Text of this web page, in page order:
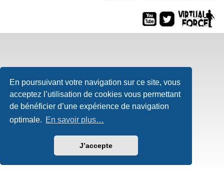
En poursuivant votre navigation sur ce site, vous
acceptez l’utilisation de cookies vous permettant
de bénéficier d’une expérience de navigation
optimale. En savoir plus…
J’accepte